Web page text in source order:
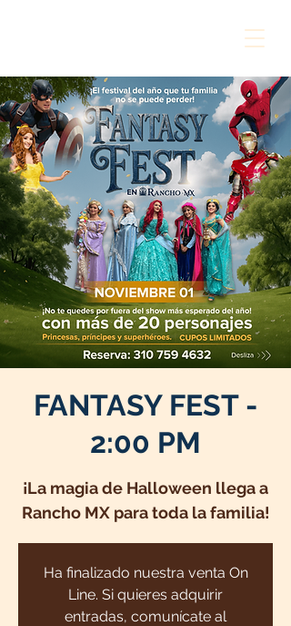
FANTASY FEST -
2:00 PM
¡La magia de Halloween llega a
Rancho MX para toda la familia!
Ha finalizado nuestra venta On
Line. Si quieres adquirir
entradas, comunícate al